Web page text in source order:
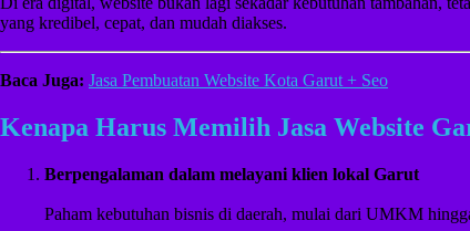
yang kredibel, cepat, dan mudah diakses.
Baca Juga: Jasa Pembuatan Website Kota Garut + Seo
Kenapa Harus Memilih Jasa Website
Berpengalaman dalam melayani klien lokal Garut
Paham kebutuhan bisnis di daerah, mulai dari UMKM